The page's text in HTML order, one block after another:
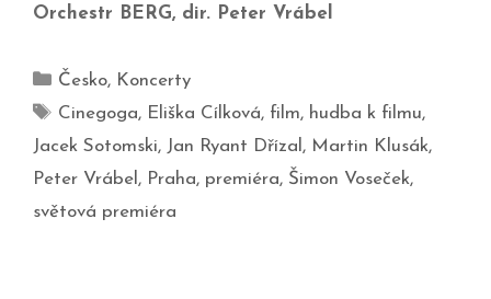
Orchestr BERG, dir. Peter Vrábel
Česko, Koncerty
Cinegoga, Eliška Cílková, film, hudba k filmu,
Jacek Sotomski, Jan Ryant Dřízal , Martin Klusák,
Peter Vrábel , Praha, premiéra, Šimon Voseček,
světová premiéra